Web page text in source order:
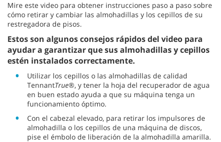
Mire este video para obtener instrucciones paso a paso sobre
cómo retirar y cambiar las almohadillas y los cepillos de su
restregadora de pisos.
Estos son algunos consejos rápidos del video para
ayudar a garantizar que sus almohadillas y cepillos
estén instalados correctamente.
Utilizar los cepillos o las almohadillas de calidad
TennantTrue®, y tener la hoja del recuperador de agua
en buen estado ayuda a que su máquina tenga un
funcionamiento óptimo.
Con el cabezal elevado, para retirar los impulsores de
almohadilla o los cepillos de una máquina de discos,
pise el émbolo de liberación de la almohadilla amarilla.